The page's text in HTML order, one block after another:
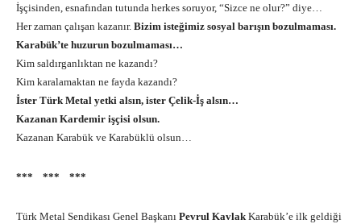
İşçisinden, esnafından tutunda herkes soruyor, “Sizce ne olur?” diye…
Her zaman çalışan kazanır. Bizim isteğimiz sosyal barışın bozulmaması.
Karabük’te huzurun bozulmaması…
Kim saldırganlıktan ne kazandı?
Kim karalamaktan ne fayda kazandı?
İster Türk Metal yetki alsın, ister Çelik-İş alsın…
Kazanan Kardemir işçisi olsun.
Kazanan Karabük ve Karabüklü olsun…
*** *** ***
Türk Metal Sendikası Genel Başkanı Pevrul Kavlak Karabük’e ilk geldiği